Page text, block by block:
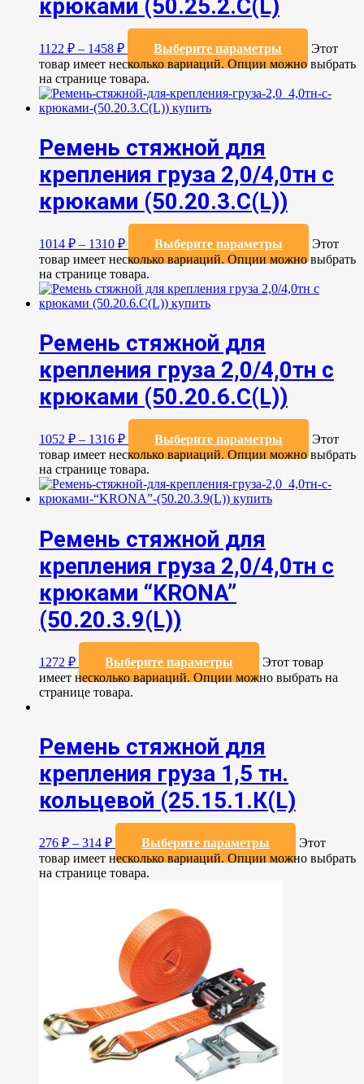
крюками (50.25.2.C(L)
1122 ₽ – 1458 ₽ Выберите параметры
Этот
товар имеет несколько вариаций. Опции можно выбрать
на странице товара.
Ремень стяжной для
крепления груза 2,0/4,0тн с
крюками (50.20.3.C(L))
1014 ₽ – 1310 ₽ Выберите параметры
Этот
товар имеет несколько вариаций. Опции можно выбрать
на странице товара.
Ремень стяжной для
крепления груза 2,0/4,0тн с
крюками (50.20.6.C(L))
1052 ₽ – 1316 ₽ Выберите параметры
Этот
товар имеет несколько вариаций. Опции можно выбрать
на странице товара.
Ремень стяжной для
крепления груза 2,0/4,0тн с
крюками “KRONA”
(50.20.3.9(L))
1272 ₽ Выберите параметры
Этот товар
имеет несколько вариаций. Опции можно выбрать на
странице товара.
Ремень стяжной для
крепления груза 1,5 тн.
кольцевой (25.15.1.К(L)
276 ₽ – 314 ₽ Выберите параметры
Этот
товар имеет несколько вариаций. Опции можно выбрать
на странице товара.